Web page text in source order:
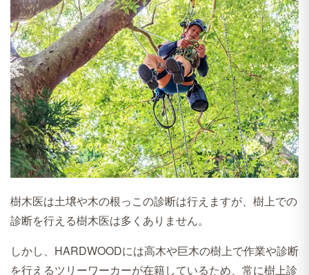
樹木医は土壌や木の根っこの診断は行えますが、樹上での
診断を行える樹木医は多くありません。
しかし、HARDWOODには高木や巨木の樹上で作業や診断
を行えるツリーワーカーが在籍しているため、常に樹上診